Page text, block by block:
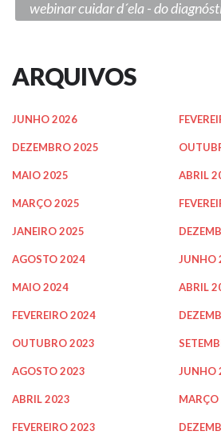
webinar cuidar d´ela - do
ARQUIVOS
JUNHO 2026
DEZEMBRO 2025
MAIO 2025 ABRIL
MARÇO 2025
JANEIRO 2025
AGOSTO 2024 JUNHO
MAIO 2024 ABRIL
FEVEREIRO 2024
OUTUBRO 2023
AGOSTO 2023 JUNHO
ABRIL 2023
FEVEREIRO 2023